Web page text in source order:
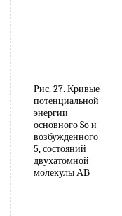
Рис. 27. Кривые
потенциальной
энергии
основного So и
возбужденного
5, состояний
двухатомной
молекулы АВ